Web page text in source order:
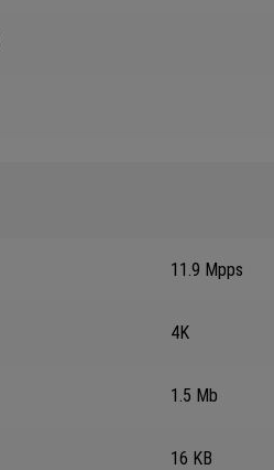
11.9 Mpps
4K
1.5 Mb
16 KB